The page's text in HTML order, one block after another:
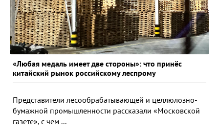
«Любая медаль имеет две стороны»: что принёс
китайский рынок российскому леспрому
Представители лесообрабатывающей и целлюлозно-
бумажной промышленности рассказали «Московской
газете», с чем ...